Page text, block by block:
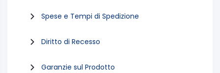
Spese e Tempi di Spedizione
Diritto di Recesso
Garanzie sul Prodotto